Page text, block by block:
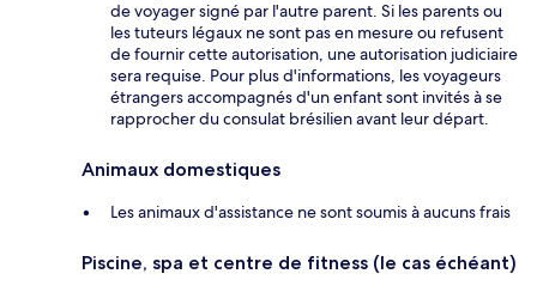
de voyager signé par l'autre parent. Si les parents ou
les tuteurs légaux ne sont pas en mesure ou refusent
de fournir cette autorisation, une autorisation judiciaire
sera requise. Pour plus d'informations, les voyageurs
étrangers accompagnés d'un enfant sont invités à se
rapprocher du consulat brésilien avant leur départ.
Animaux domestiques
Les animaux d'assistance ne sont soumis à aucuns frais
Piscine, spa et centre de fitness (le cas échéant)